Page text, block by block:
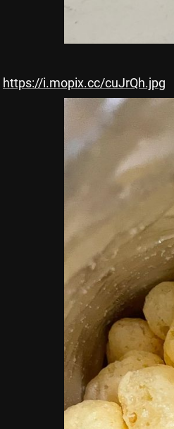
https://i.mopix.cc/cuJrQh.jpg